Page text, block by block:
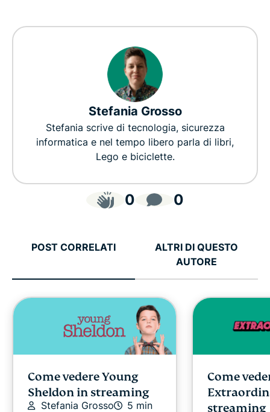
Stefania Grosso
Stefania scrive di tecnologia, sicurezza
informatica e nel tempo libero parla di libri,
Lego e biciclette.
0 0
POST CORRELATI
ALTRI DI QUESTO
AUTORE
Come vedere Young
Sheldon in streaming
Stefania Grosso 5 min
Come
streaming